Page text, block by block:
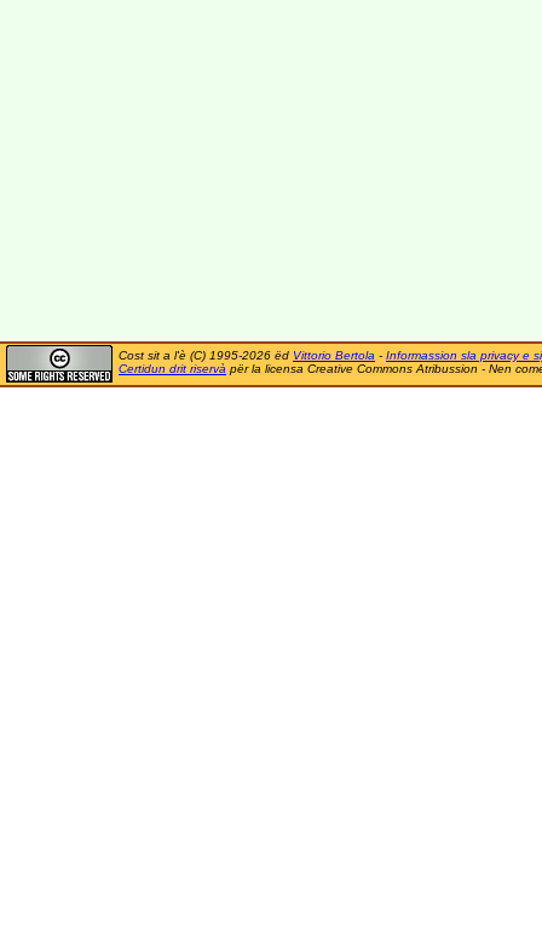
Cost sit a l'è (C) 1995-2026 ëd Vittorio Bertola - Informassion sla privacy e
Certidun drit riservà për la licensa Creative Commons Atribussion - Nen